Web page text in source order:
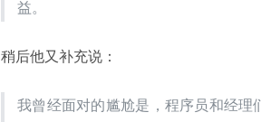
益。
稍后他又补充说：
我曾经面对的尴尬是，程序员和经理